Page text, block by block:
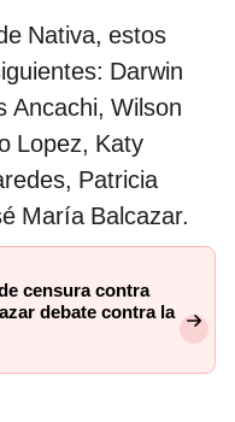
Nativa, estos
Darwin
Ancachi, Wilson
Lopez, Katy
Patricia
María Balcazar.
censura contra
debate contra la